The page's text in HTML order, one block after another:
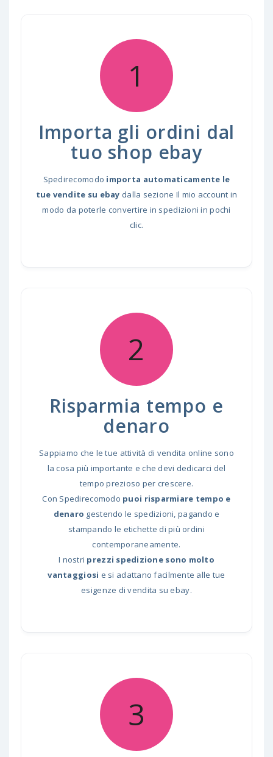
1
Importa gli ordini dal
tuo shop ebay
Spedirecomodo importa automaticamente le
tue vendite su ebay dalla sezione Il mio account in
modo da poterle convertire in spedizioni in pochi
clic.
2
Risparmia tempo e
denaro
Sappiamo che le tue attività di vendita online sono
la cosa più importante e che devi dedicarci del
tempo prezioso per crescere.
Con Spedirecomodo puoi risparmiare tempo e
denaro gestendo le spedizioni, pagando e
stampando le etichette di più ordini
contemporaneamente.
I nostri prezzi spedizione sono molto
vantaggiosi e si adattano facilmente alle tue
esigenze di vendita su ebay.
3